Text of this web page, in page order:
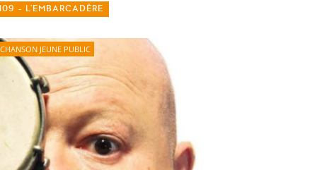
- L'EMBARCADÈRE
CHANSON JEUNE PUBLIC